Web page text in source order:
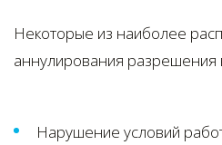
Некоторые из наиболее
аннулирования разрешения
Нарушение условий